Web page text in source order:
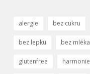
alergie bez cukru
bez lepku bez mléka
glutenfree harmonie